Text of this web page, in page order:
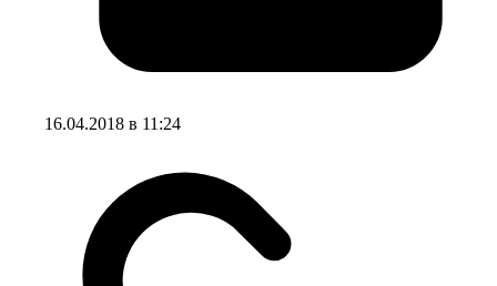
16.04.2018 в 11:24